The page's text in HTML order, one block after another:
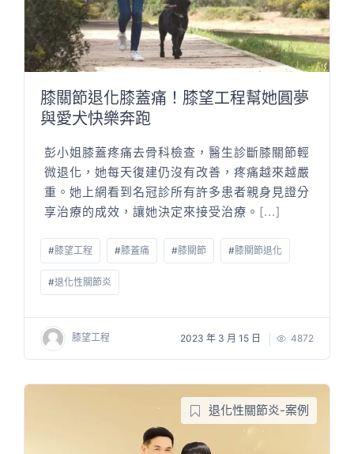
膝關節退化膝蓋痛！膝望工程幫她圓夢
與愛犬快樂奔跑
彭小姐膝蓋疼痛去骨科檢查，醫生診斷膝關節輕
微退化，她每天復建仍沒有改善，疼痛越來越嚴
重。她上網看到名冠診所有許多患者親身見證分
享治療的成效，讓她決定來接受治療。 [...]
#膝望工程 #膝蓋痛 #膝關節 #膝關節退化
#退化性關節炎
膝望工程 2023 年 3 月 15 日 4872
退化性關節炎-案例